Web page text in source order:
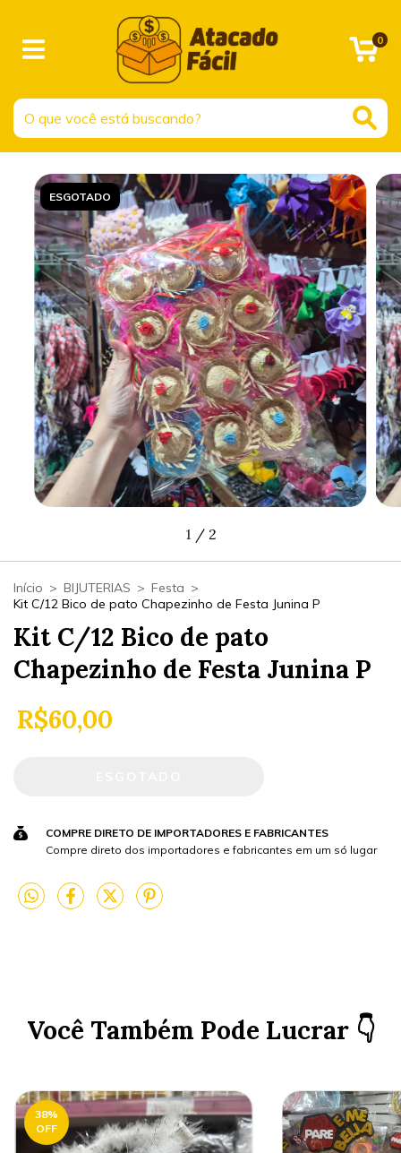
0
ESGOTADO
1 / 2
Início > BIJUTERIAS > Festa >
Kit C/12 Bico de pato Chapezinho de Festa Junina P
Kit C/12 Bico de pato
Chapezinho de Festa Junina P
R$60,00
COMPRE DIRETO DE IMPORTADORES E FABRICANTES
Compre direto dos importadores e fabricantes em um só lugar
Você Também Pode Lucrar 👇
38%
OFF